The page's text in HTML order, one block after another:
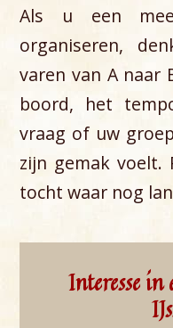
Als u een
organiseren,
varen van A naar
boord, het
vraag of uw
zijn gemak voelt.
tocht waar nog
Interesse in